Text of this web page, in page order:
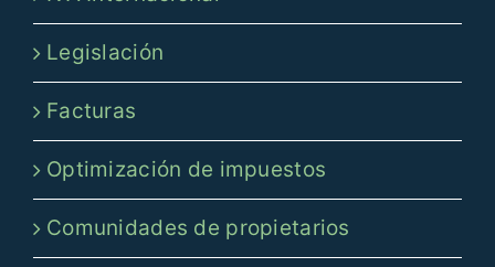
Legislación
Facturas
Optimización de impuestos
Comunidades de propietarios